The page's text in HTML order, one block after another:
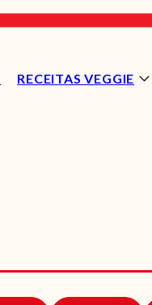
RECEITAS VEGGIE